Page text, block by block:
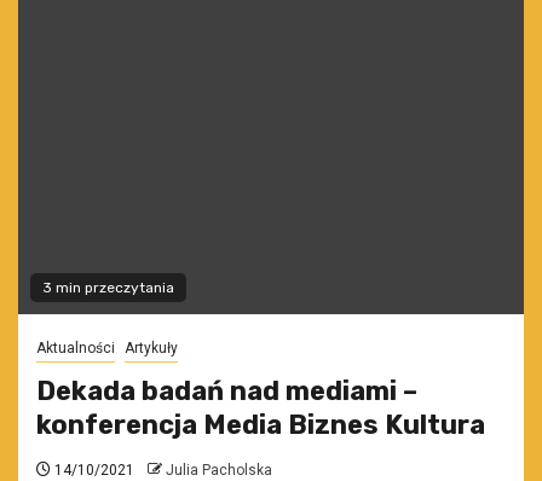
3 min przeczytania
Aktualności Artykuły
Dekada badań nad mediami –
konferencja Media Biznes Kultura
14/10/2021 Julia Pacholska